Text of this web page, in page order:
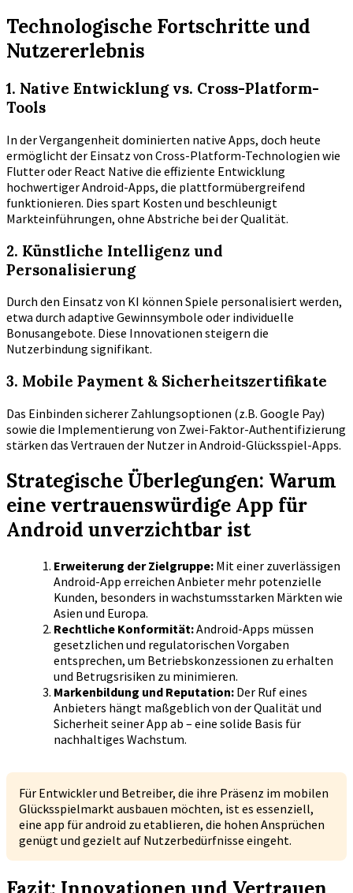
Technologische Fortschritte und
Nutzererlebnis
1. Native Entwicklung vs. Cross-Platform-
Tools
In der Vergangenheit dominierten native Apps, doch heute
ermöglicht der Einsatz von Cross-Platform-Technologien wie
Flutter oder React Native die effiziente Entwicklung
hochwertiger Android-Apps, die plattformübergreifend
funktionieren. Dies spart Kosten und beschleunigt
Markteinführungen, ohne Abstriche bei der Qualität.
2. Künstliche Intelligenz und
Personalisierung
Durch den Einsatz von KI können Spiele personalisiert werden,
etwa durch adaptive Gewinnsymbole oder individuelle
Bonusangebote. Diese Innovationen steigern die
Nutzerbindung signifikant.
3. Mobile Payment & Sicherheitszertifikate
Das Einbinden sicherer Zahlungsoptionen (z.B. Google Pay)
sowie die Implementierung von Zwei-Faktor-Authentifizierung
stärken das Vertrauen der Nutzer in Android-Glücksspiel-Apps.
Strategische Überlegungen: Warum
eine vertrauenswürdige App für
Android unverzichtbar ist
Erweiterung der Zielgruppe: Mit einer zuverlässigen
Android-App erreichen Anbieter mehr potenzielle
Kunden, besonders in wachstumsstarken Märkten wie
Asien und Europa.
Rechtliche Konformität:Android-Apps müssen
gesetzlichen und regulatorischen Vorgaben
entsprechen, um Betriebskonzessionen zu erhalten
und Betrugsrisiken zu minimieren.
Markenbildung und Reputation: Der Ruf eines
Anbieters hängt maßgeblich von der Qualität und
Sicherheit seiner App ab – eine solide Basis für
nachhaltiges Wachstum.
Für Entwickler und Betreiber, die ihre Präsenz im mobilen
Glücksspielmarkt ausbauen möchten, ist es essenziell,
eine app für android zu etablieren, die hohen Ansprüchen
genügt und gezielt auf Nutzerbedürfnisse eingeht.